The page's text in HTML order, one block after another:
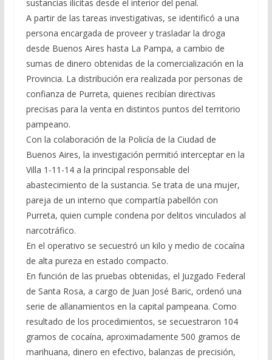
sustancias ilícitas desde el interior del penal.
A partir de las tareas investigativas, se identificó a una
persona encargada de proveer y trasladar la droga
desde Buenos Aires hasta La Pampa, a cambio de
sumas de dinero obtenidas de la comercialización en la
Provincia. La distribución era realizada por personas de
confianza de Purreta, quienes recibían directivas
precisas para la venta en distintos puntos del territorio
pampeano.
Con la colaboración de la Policía de la Ciudad de
Buenos Aires, la investigación permitió interceptar en la
Villa 1-11-14 a la principal responsable del
abastecimiento de la sustancia. Se trata de una mujer,
pareja de un interno que compartía pabellón con
Purreta, quien cumple condena por delitos vinculados al
narcotráfico.
En el operativo se secuestró un kilo y medio de cocaína
de alta pureza en estado compacto.
En función de las pruebas obtenidas, el Juzgado Federal
de Santa Rosa, a cargo de Juan José Baric, ordenó una
serie de allanamientos en la capital pampeana. Como
resultado de los procedimientos, se secuestraron 104
gramos de cocaína, aproximadamente 500 gramos de
marihuana, dinero en efectivo, balanzas de precisión,